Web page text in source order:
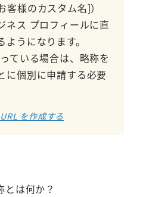
様のカスタム名]）
ネス プロフィールに直
うになります。
ている場合は、略称を
に個別に申請する必要
を作成する
とは何か？